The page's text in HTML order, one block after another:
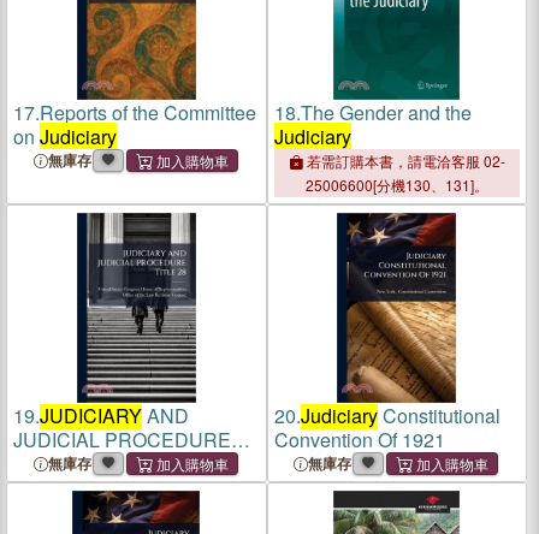
17.Reports of the Committee
on Judiciary
無庫存
18.The Gender and the
Judiciary
若需訂購本書，請電洽客服 02-
25006600[分機130、131]。
19.JUDICIARYAND
JUDICIAL PROCEDURE
Title 28
無庫存
20.JudiciaryConstitutional
Convention Of 1921
無庫存